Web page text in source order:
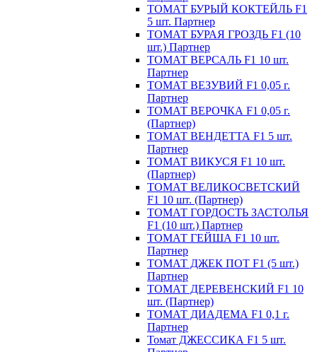
ТОМАТ БУРЫЙ КОКТЕЙЛЬ F1
5 шт. Партнер
ТОМАТ БУРАЯ ГРОЗДЬ F1 (10
шт.) Партнер
ТОМАТ ВЕРСАЛЬ F1 10 шт.
Партнер
ТОМАТ ВЕЗУВИЙ F1 0,05 г.
Партнер
ТОМАТ ВЕРОЧКА F1 0,05 г.
(Партнер)
ТОМАТ ВЕНДЕТТА F1 5 шт.
Партнер
ТОМАТ ВИКУСЯ F1 10 шт.
(Партнер)
ТОМАТ ВЕЛИКОСВЕТСКИЙ
F1 10 шт. (Партнер)
ТОМАТ ГОРДОСТЬ ЗАСТОЛЬЯ
F1 (10 шт.) Партнер
ТОМАТ ГЕЙША F1 10 шт.
Партнер
ТОМАТ ДЖЕК ПОТ F1 (5 шт.)
Партнер
ТОМАТ ДЕРЕВЕНСКИЙ F1 10
шт. (Партнер)
ТОМАТ ДИАДЕМА F1 0,1 г.
Партнер
Томат ДЖЕССИКА F1 5 шт.